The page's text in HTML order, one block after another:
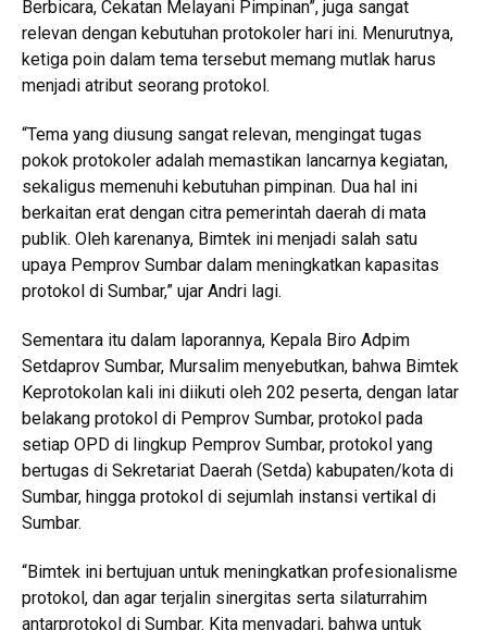
Berbicara, Cekatan Melayani Pimpinan”, juga sangat
relevan dengan kebutuhan protokoler hari ini. Menurutnya,
ketiga poin dalam tema tersebut memang mutlak harus
menjadi atribut seorang protokol.
“Tema yang diusung sangat relevan, mengingat tugas
pokok protokoler adalah memastikan lancarnya kegiatan,
sekaligus memenuhi kebutuhan pimpinan. Dua hal ini
berkaitan erat dengan citra pemerintah daerah di mata
publik. Oleh karenanya, Bimtek ini menjadi salah satu
upaya Pemprov Sumbar dalam meningkatkan kapasitas
protokol di Sumbar,” ujar Andri lagi.
Sementara itu dalam laporannya, Kepala Biro Adpim
Setdaprov Sumbar, Mursalim menyebutkan, bahwa Bimtek
Keprotokolan kali ini diikuti oleh 202 peserta, dengan latar
belakang protokol di Pemprov Sumbar, protokol pada
setiap OPD di lingkup Pemprov Sumbar, protokol yang
bertugas di Sekretariat Daerah (Setda) kabupaten/kota di
Sumbar, hingga protokol di sejumlah instansi vertikal di
Sumbar.
“Bimtek ini bertujuan untuk meningkatkan profesionalisme
protokol, dan agar terjalin sinergitas serta silaturrahim
antarprotokol di Sumbar. Kita menyadari, bahwa untuk